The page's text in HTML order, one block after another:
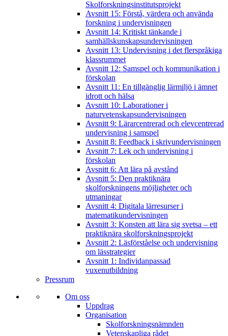
Skolforskningsinstitutsprojekt
Avsnitt 15: Förstå, värdera och använda
forskning i undervisningen
Avsnitt 14: Kritiskt tänkande i
samhällskunskapsundervisningen
Avsnitt 13: Undervisning i det flerspråkiga
klassrummet
Avsnitt 12: Samspel och kommunikation i
förskolan
Avsnitt 11: En tillgänglig lärmiljö i ämnet
idrott och hälsa
Avsnitt 10: Laborationer i
naturvetenskapsundervisningen
Avsnitt 9: Lärarcentrerad och elevcentrerad
undervisning i samspel
Avsnitt 8: Feedback i skrivundervisningen
Avsnitt 7: Lek och undervisning i
förskolan
Avsnitt 6: Att lära på avstånd
Avsnitt 5: Den praktiknära
skolforskningens möjligheter och
utmaningar
Avsnitt 4: Digitala lärresurser i
matematikundervisningen
Avsnitt 3: Konsten att lära sig svetsa – ett
praktiknära skolforskningsprojekt
Avsnitt 2: Läsförståelse och undervisning
om lässtrategier
Avsnitt 1: Individanpassad
vuxenutbildning
Pressrum
Om oss
Uppdrag
Organisation
Skolforskningsnämnden
Vetenskapliga rådet